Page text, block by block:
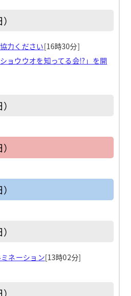
力ください[16時30分]
ョウウオを知ってる会⁉」を開
ネーション[13時02分]